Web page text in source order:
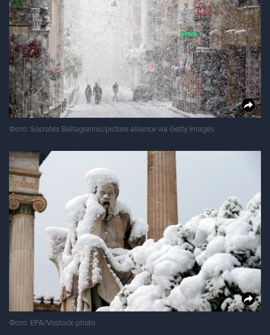
Фото: Socrates Baltagiannis/picture alliance via Getty Images
Фото: EPA/Vostock-photo